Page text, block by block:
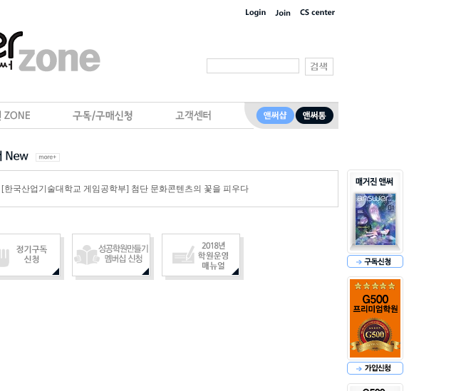
[한국산업기술대학교 게임공학부] 첨단 문화콘텐츠의 꽃을 피우다